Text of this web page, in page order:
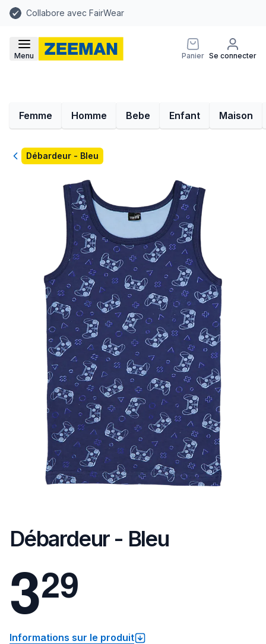
Collabore avec FairWear
Menu Panier Se connecter
Femme Homme Bebe Enfant Maison
RetourDébardeur - Bleu
Débardeur - Bleu
329
Informations sur le produit